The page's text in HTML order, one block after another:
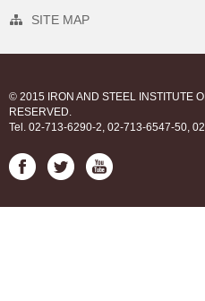
SITE MAP
© 2015 IRON AND STEEL INSTITUTE
RESERVED.
Tel. 02-713-6290-2, 02-713-6547-50,